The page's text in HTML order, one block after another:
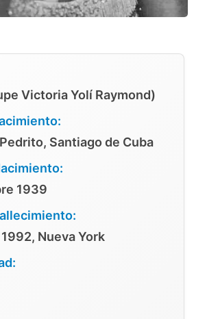
Victoria Yolí Raymond)
Santiago de Cuba
1939
Nueva York